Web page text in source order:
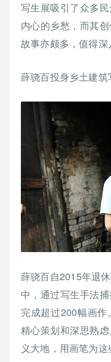
写生展吸引了众多
内心的乡愁，而其
故事亦颇多，值得深
薛骁百投身乡土建筑
薛骁百自2015年退
中，通过写生手法
完成超过200幅画
精心策划和深思熟
义大地，用画笔为这